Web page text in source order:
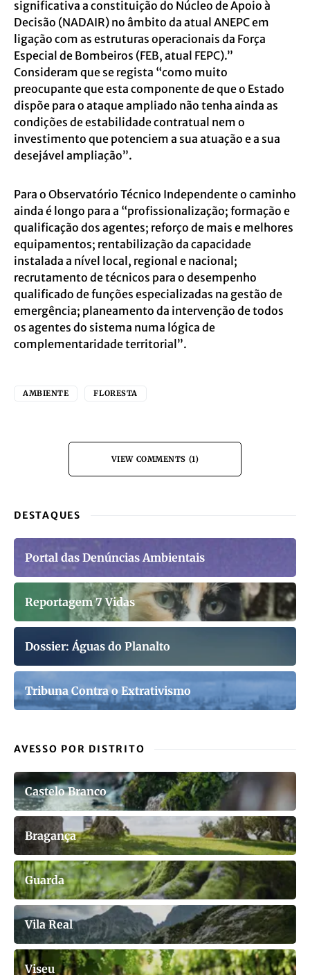
significativa a constituição do Núcleo de Apoio à
Decisão (NADAIR) no âmbito da atual ANEPC em
ligação com as estruturas operacionais da Força
Especial de Bombeiros (FEB, atual FEPC).”
Consideram que se regista “como muito
preocupante que esta componente de que o Estado
dispõe para o ataque ampliado não tenha ainda as
condições de estabilidade contratual nem o
investimento que potenciem a sua atuação e a sua
desejável ampliação”.
Para o Observatório Técnico Independente o caminho
ainda é longo para a “profissionalização; formação e
qualificação dos agentes; reforço de mais e melhores
equipamentos; rentabilização da capacidade
instalada a nível local, regional e nacional;
recrutamento de técnicos para o desempenho
qualificado de funções especializadas na gestão de
emergência; planeamento da intervenção de todos
os agentes do sistema numa lógica de
complementaridade territorial”.
AMBIENTE FLORESTA
VIEW COMMENTS (1)
DESTAQUES
Portal das Denúncias Ambientais
Reportagem 7 Vidas
Dossier: Águas do Planalto
Tribuna Contra o Extrativismo
AVESSO POR DISTRITO
Castelo Branco
Bragança
Guarda
Vila Real
Viseu